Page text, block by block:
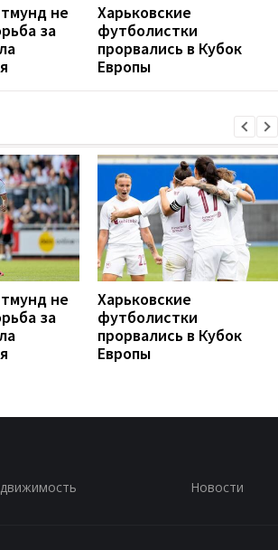
не
за
Харьковские
футболистки
прорвались в Кубок
Европы
не
за
Харьковские
футболистки
прорвались в Кубок
Европы
Новости